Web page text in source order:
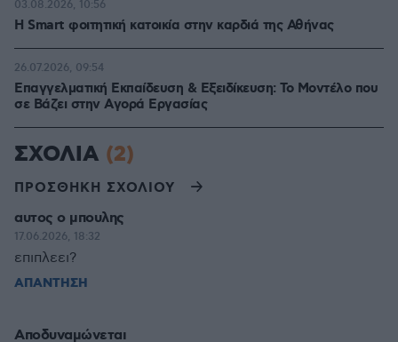
Η Smart φοιτητική κατοικία στην καρδιά της Αθήνας
03.08.2026, 10:56
Επαγγελματική Εκπαίδευση & Εξειδίκευση: Το Mοντέλο που
σε Bάζει στην Aγορά Eργασίας
26.07.2026, 09:54
ΣΧΟΛΙΑ (2)
ΠΡΟΣΘΗΚΗ ΣΧΟΛΙΟΥ
αυτος ο μπουλης
17.06.2026, 18:32
επιπλεει?
ΑΠΑΝΤΗΣΗ
Αποδυναμώνεται